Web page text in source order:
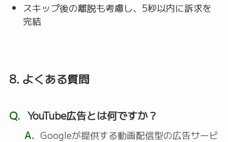
スキップ後の離脱も考慮し、5秒以内に訴求を
完結
8. よくある質問
Q. YouTube広告とは何ですか？
A. Googleが提供する動画配信型の広告サービ